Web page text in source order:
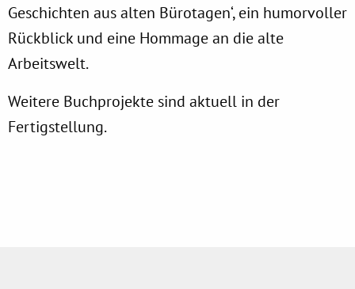
Geschichten aus alten Bürotagen‘, ein humorvoller
Rückblick und eine Hommage an die alte
Arbeitswelt.
Weitere Buchprojekte sind aktuell in der
Fertigstellung.